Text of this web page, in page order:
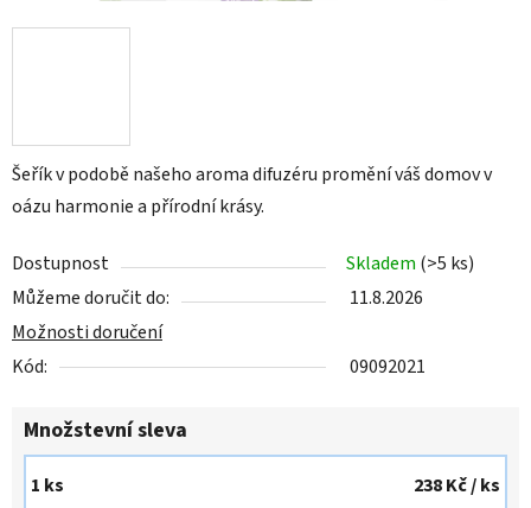
Šeřík v podobě našeho aroma difuzéru promění váš domov v
oázu harmonie a přírodní krásy.
Dostupnost Skladem (>5 ks)
Můžeme doručit do:
11.8.2026
Možnosti doručení
Kód:
09092021
Množstevní sleva
1 ks 238 Kč/ ks